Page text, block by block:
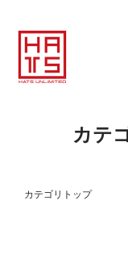
カテ
カテゴリトップ